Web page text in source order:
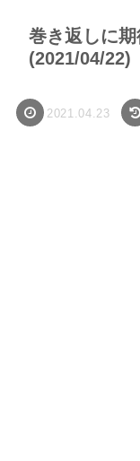
巻き返しに
(2021/04/22)
2021.04.23